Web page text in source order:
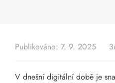
Publikováno: 7. 9. 2025
V dnešní digitální době je